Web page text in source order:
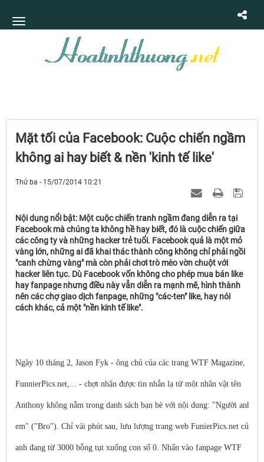
Mặt tối của Facebook: Cuộc chiến ngầm
không ai hay biết & nền 'kinh tế like'
Thứ ba - 15/07/2014 10:21
Nội dung nổi bật: Một cuộc chiến tranh ngầm đang diễn ra tại
Facebook mà chúng ta không hề hay biết, đó là cuộc chiến giữa
các công ty và những hacker trẻ tuổi. Facebook quả là một mỏ
vàng lớn, những ai đã khai thác thành công không chỉ phải ngồi
"canh chừng vàng" mà còn phải chơi trò mèo vờn chuột với
hacker liên tục. Dù Facebook vốn không cho phép mua bán like
hay fanpage nhưng điều này vẫn diễn ra mạnh mẽ, hình thành
nên các chợ giao dịch fanpage, những "các-ten" like, hay nói
cách khác, cả một "nền kinh tế like".
Ngày 10 tháng 2, Jason Fyk - ông chủ của các trang WTF Magazine,
FunnierPics.net,... - chợt nhận được tin nhắn lạ từ một nhân vật tên
Anthony không nằm trong danh sách bạn bè với nội dung: "Người anh
em" ("Bro"). Chỉ vài phút sau, lưu lượng trang web FunierPics.net của
anh đang từ 3000 bỗng tụt xuống con số 0. Nhấn vào fanpage WTF